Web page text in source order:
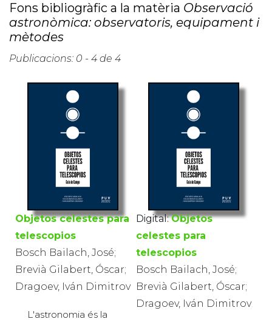
Fons bibliogràfic a la matèria Observació
astronòmica: observatoris, equipament i
mètodes
Publicacions: 0 - 4 de 4
Objetos celestes para
telescopios
Bosch Bailach, José;
Brevià Gilabert, Óscar;
Dragoev, Iván Dimitrov
L'astronomia és la
Digital: Objetos
celestes para
telescopios
Bosch Bailach, José;
Brevià Gilabert, Óscar;
Dragoev, Iván Dimitrov